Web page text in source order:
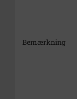
Bemærkning